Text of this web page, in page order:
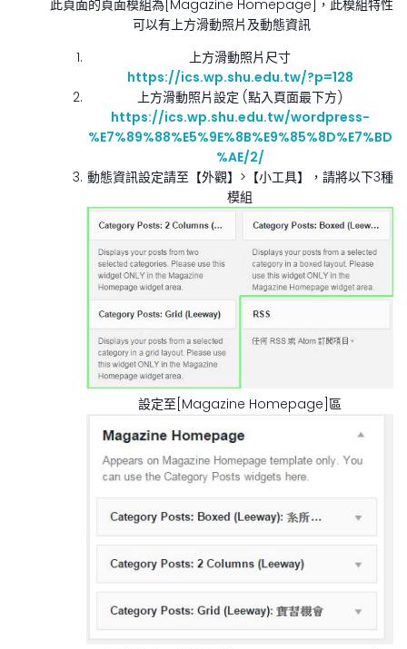
此頁面的頁面模組為[Magazine Homepage]，此模組特性
可以有上方滑動照片及動態資訊
上方滑動照片尺寸
https://ics.wp.shu.edu.tw/?p=128
上方滑動照片設定 (點入頁面最下方)
https://ics.wp.shu.edu.tw/wordpress-
%E7%89%88%E5%9E%8B%E9%85%8D%E7%BD
%AE/2/
動態資訊設定請至【外觀】>【小工具】，請將以下3種
模組
設定至[Magazine Homepage]區